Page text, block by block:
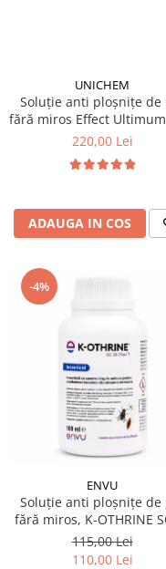
UNICHEM
Soluție anti ploșnițe de
fără miros Effect Ultimum
500 ml
220,00 Lei
ADAUGA IN COS
-4%
ENVU
Soluție anti ploșnițe de
fără miros, K-OTHRINE
Flow 100 ml
115,00 Lei
110,00 Lei